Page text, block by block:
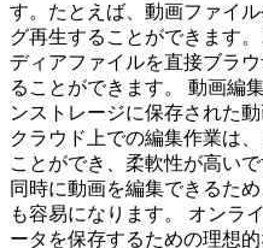
す。たとえば、動画ファイ
グ再生することができます
ディアファイルを直接ブラ
ることができます。 動画編
ンストレージに保存された
クラウド上での編集作業は
ことができ、柔軟性が高い
同時に動画を編集できるた
も容易になります。 オンラ
ータを保存するための理想